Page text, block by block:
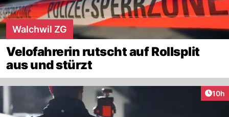
Walchwil ZG
Velofahrerin rutscht auf Rollsplit
aus und stürzt
10h